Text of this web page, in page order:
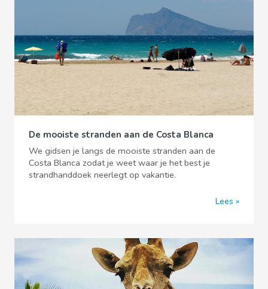
De mooiste stranden aan de Costa Blanca
We gidsen je langs de mooiste stranden aan de
Costa Blanca zodat je weet waar je het best je
strandhanddoek neerlegt op vakantie.
Lees